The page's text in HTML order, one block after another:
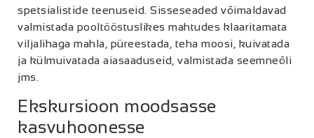
spetsialistide teenuseid. Sisseseaded võimaldavad
valmistada pooltööstuslikes mahtudes klaaritamata
viljalihaga mahla, püreestada, teha moosi, kuivatada
ja külmuivatada aiasaaduseid, valmistada seemneõli
jms.
Ekskursioon moodsasse
kasvuhoonesse